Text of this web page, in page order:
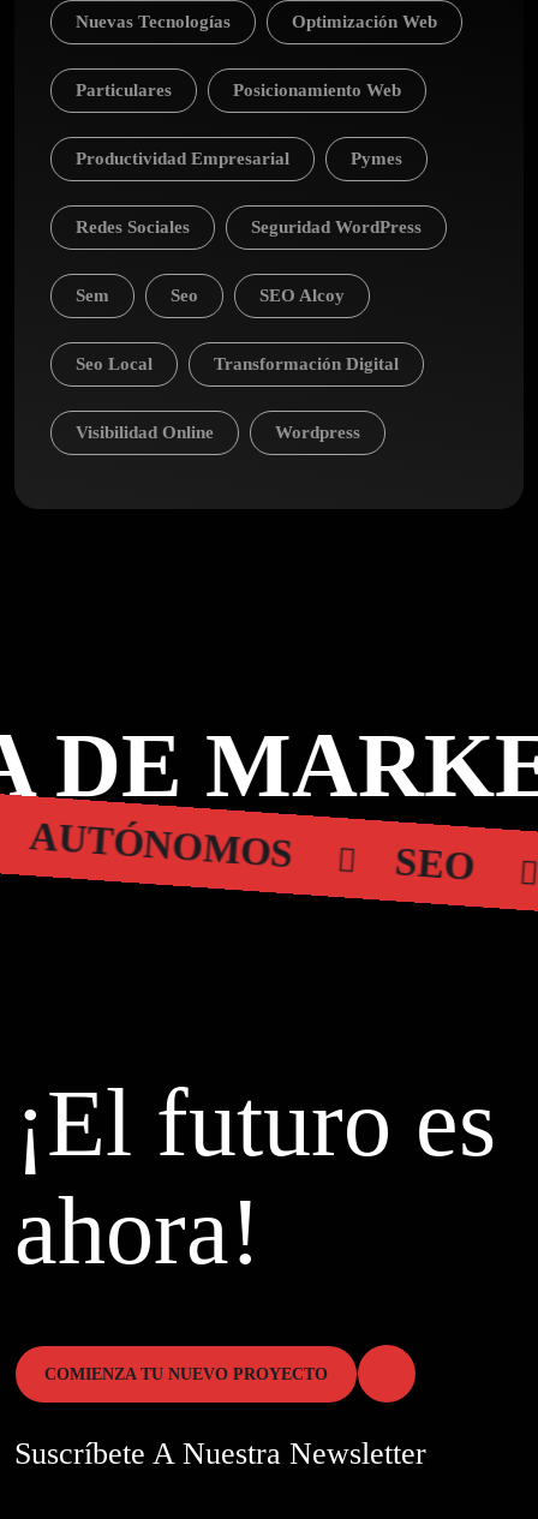
Nuevas Tecnologías Optimización Web
Particulares Posicionamiento Web
Productividad Empresarial Pymes
Redes Sociales Seguridad WordPress
Sem Seo SEO Alcoy
Seo Local Transformación Digital
Visibilidad Online Wordpress
AUTÓNOMOS SEO
¡El futuro es
ahora!
COMIENZA TU NUEVO PROYECTO
Suscríbete A Nuestra Newsletter